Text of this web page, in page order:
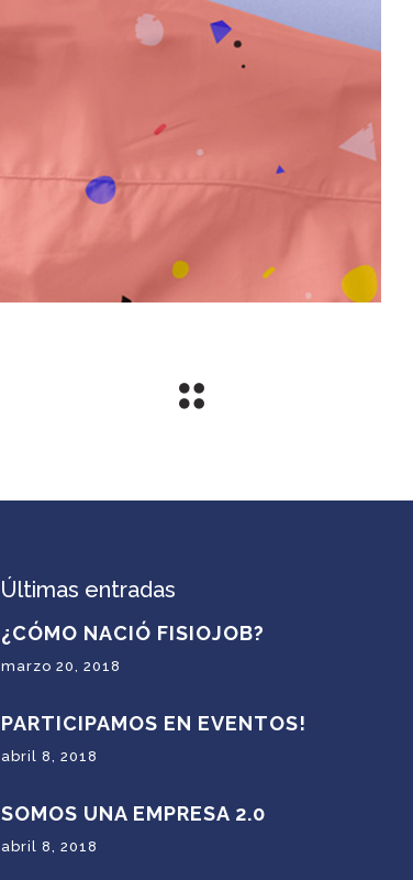
Últimas entradas
¿CÓMO NACIÓ FISIOJOB?
marzo 20, 2018
PARTICIPAMOS EN EVENTOS!
abril 8, 2018
SOMOS UNA EMPRESA 2.0
abril 8, 2018